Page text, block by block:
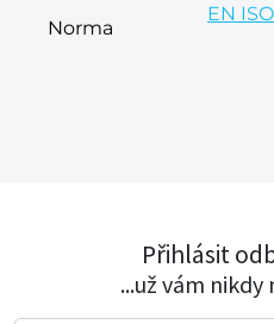
Norma
EN
Přihlásit
...už vám